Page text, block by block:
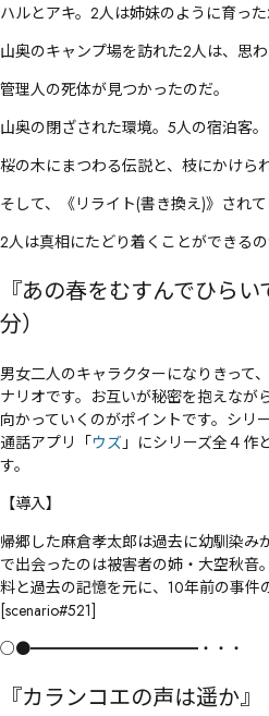
ハルとアキ。2人は姉妹のように育った
山奥のキャンプ場を訪れた2人は、思
管理人の死体が見つかったのだ。
山奥の閉ざされた環境。5人の宿泊客。
桜の木にまつわる伝説と、枝にかけら
そして、《リライト(書き換え)》され
2人は真相にたどり着くことができる
『あの春をむすんでひら
分）
男女二人のキャラクターになりきって
ナリオです。お互いが秘密を抱えなが
向かっていくのがポイントです。シリ
通話アプリ「ウズ」にシリーズ全４作
す。
【導入】
帰郷した麻倉孝太郎は過去に幼馴染み
で出会ったのは被害者の姉・大空秋音
料と過去の記憶を元に、10年前の事件
[scenario#521]
○●━━━━━━━━━━━・・・
『カランコエの声は遥か』